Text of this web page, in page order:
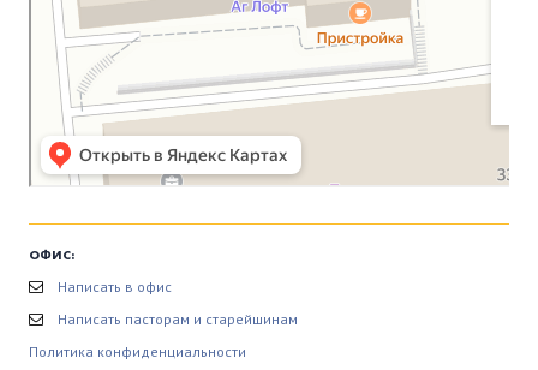
ОФИС:
Написать в офис
Написать пасторам и старейшинам
Политика конфиденциальности